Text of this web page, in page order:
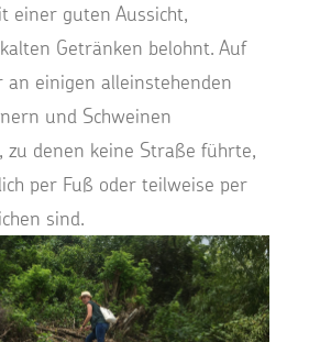
einer guten Aussicht,
Getränken belohnt. Auf
an einigen alleinstehenden
und Schweinen
zu denen keine Straße führte,
per Fuß oder teilweise per
sind.